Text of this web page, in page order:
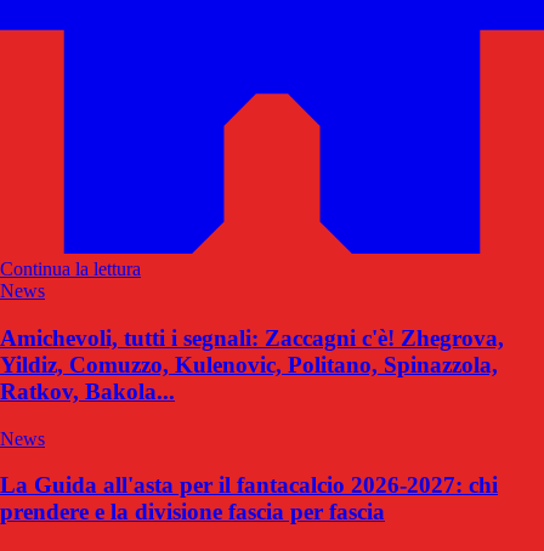
Continua la lettura
News
Amichevoli, tutti i segnali: Zaccagni c'è! Zhegrova,
Yildiz, Comuzzo, Kulenovic, Politano, Spinazzola,
Ratkov, Bakola...
News
La Guida all'asta per il fantacalcio 2026-2027: chi
prendere e la divisione fascia per fascia